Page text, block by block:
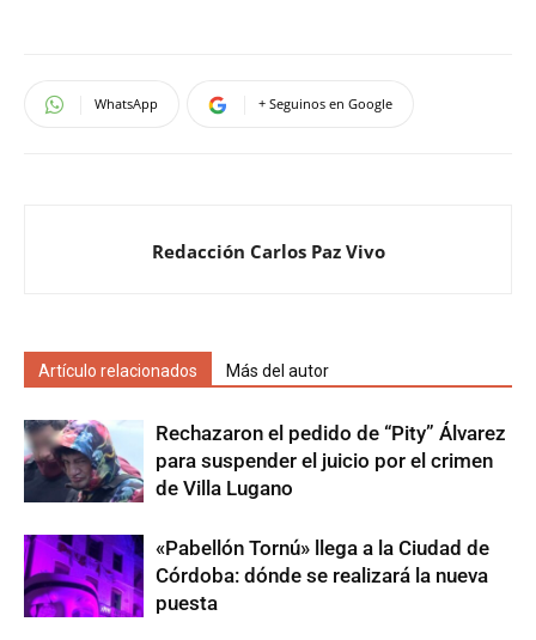
WhatsApp + Seguinos en Google
Redacción Carlos Paz Vivo
Artículo relacionados Más del autor
Rechazaron el pedido de “Pity” Álvarez
para suspender el juicio por el crimen
de Villa Lugano
«Pabellón Tornú» llega a la Ciudad de
Córdoba: dónde se realizará la nueva
puesta